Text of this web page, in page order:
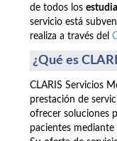
de todos los
servicio está
realiza a través del
¿Qué es
CLARIS Servicios
prestación de
ofrecer soluciones
pacientes